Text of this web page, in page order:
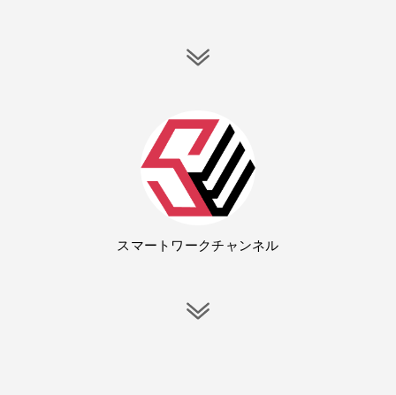
スマートワークチャンネル